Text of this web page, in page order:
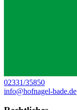
02331/35850
info@hofnagel-bade.de